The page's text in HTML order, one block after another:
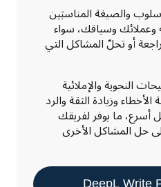
والصيغة المناسبَين
وعملائك وسياقك، سواء
أو تحلّ المشاكل التي
النحوية والإملائية
الأخطاء وزيادة الثقة والرد
أسرع، ما يوفر لفريقك
حل المشاكل الأخرى